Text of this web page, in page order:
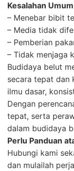
Kesalahan
– Menebar bibit
– Media tidak
– Pemberian
– Tidak menjaga
Budidaya belut
secara tepat dan
ilmu dasar,
Dengan
tepat, serta
dalam budidaya
Perlu Panduan
Hubungi kami
dan mulailah